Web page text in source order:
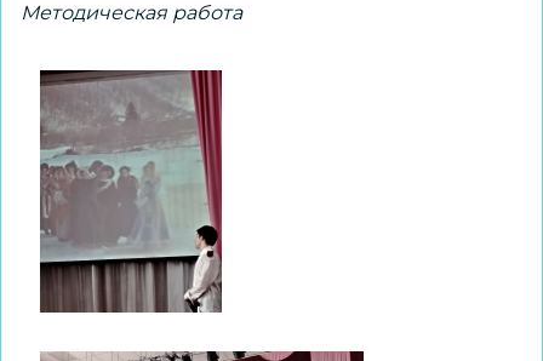
Методическая работа